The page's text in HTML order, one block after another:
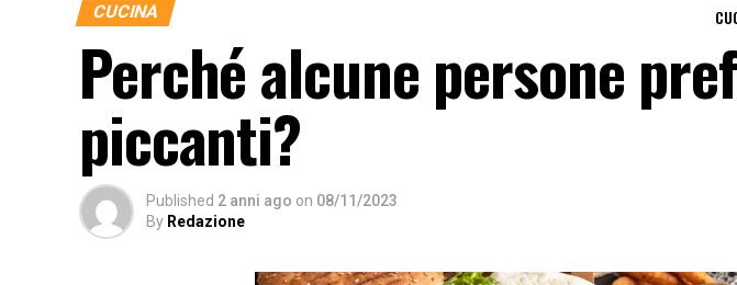
CUCINA
Perché alcune persone
piccanti?
Published 2 anni ago on 08/11/2023
By Redazione